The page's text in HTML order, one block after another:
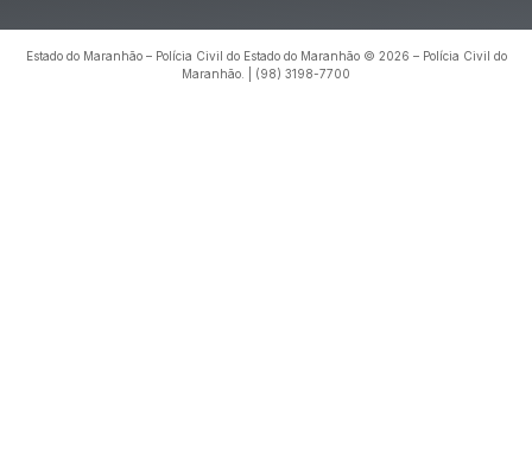
Estado do Maranhão – Polícia Civil do Estado do Maranhão © 2026 – Polícia Civil do
Maranhão. | (98) 3198-7700